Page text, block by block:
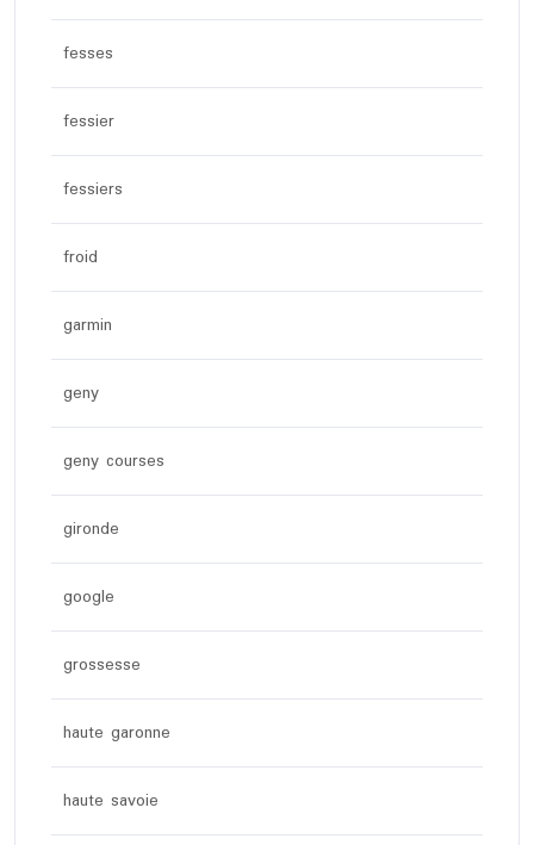
fesses
fessier
fessiers
froid
garmin
geny
geny courses
gironde
google
grossesse
haute garonne
haute savoie